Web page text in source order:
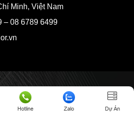
Minh, Việt Nam
– 08 6789 6499
Hotline Zalo Dự Án